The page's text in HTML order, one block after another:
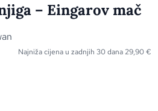
– Eingarov mač
Najniža cijena u zadnjih 30 dana 29,90€